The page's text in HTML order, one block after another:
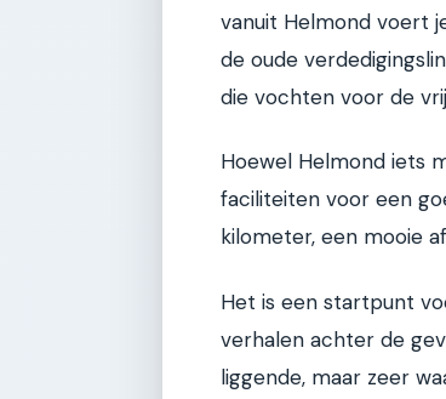
vanuit Helmond voert
de oude
die vochten voor de
Hoewel Helmond iets
faciliteiten voor een
kilometer, een mooie
Het is een startpunt
verhalen achter de
liggende, maar zeer